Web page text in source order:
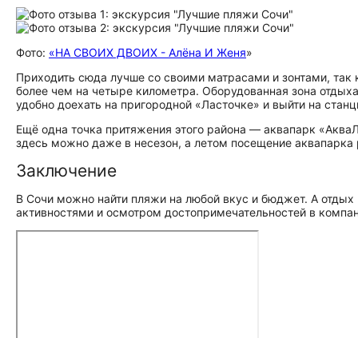
Фото: «НА СВОИХ ДВОИХ - Алёна И Женя»
Приходить сюда лучше со своими матрасами и зонтами, так
более чем на четыре километра. Оборудованная зона
удобно доехать на пригородной «Ласточке» и выйти на
Ещё одна точка притяжения этого района — аквапарк
здесь можно даже в несезон, а летом посещение аквапарка
Заключение
В Сочи можно найти пляжи на любой вкус и бюджет. А
активностями и осмотром до­сто­при­ме­ча­тель­но­стей в